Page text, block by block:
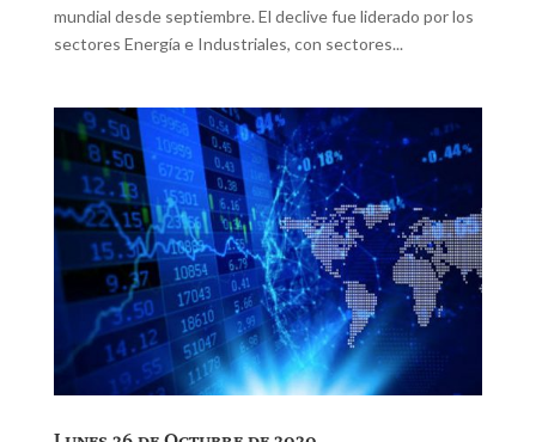
mundial desde septiembre. El declive fue liderado por los
sectores Energía e Industriales, con sectores...